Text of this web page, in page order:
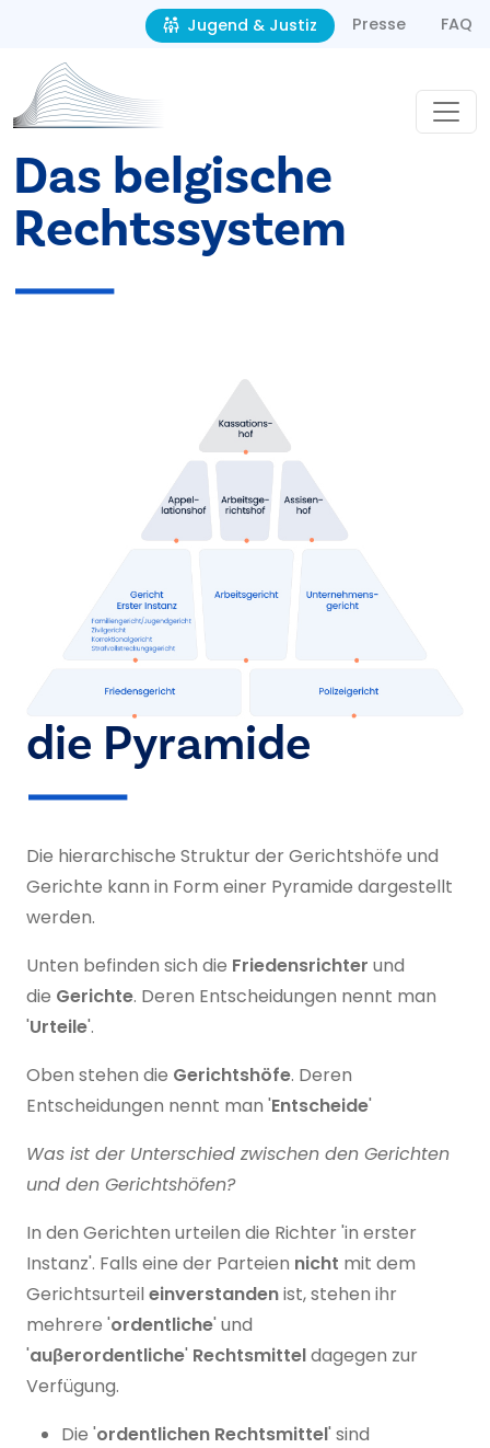
Second navigation
Jugend & Justiz Presse FAQ
Das belgische
Rechtssystem
die Pyramide
Die hierarchische Struktur der Gerichtshöfe und
Gerichte kann in Form einer Pyramide dargestellt
werden.
Unten befinden sich die Friedensrichter und
die Gerichte. Deren Entscheidungen nennt man
'Urteile'.
Oben stehen die Gerichtshöfe. Deren
Entscheidungen nennt man 'Entscheide'
Was ist der Unterschied zwischen den Gerichten
und den Gerichtshöfen?
In den Gerichten urteilen die Richter 'in erster
Instanz'. Falls eine der Parteien nicht mit dem
Gerichtsurteil einverstandenist, stehen ihr
mehrere 'ordentliche' und
'auβerordentliche' Rechtsmitteldagegen zur
Verfügung.
Die 'ordentlichen Rechtsmittel' sind